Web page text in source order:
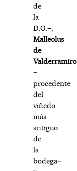
de
la
D.O.–,
Malleolus
de
Valderramiro
–
procedente
del
viñedo
más
antiguo
de
la
bodega–